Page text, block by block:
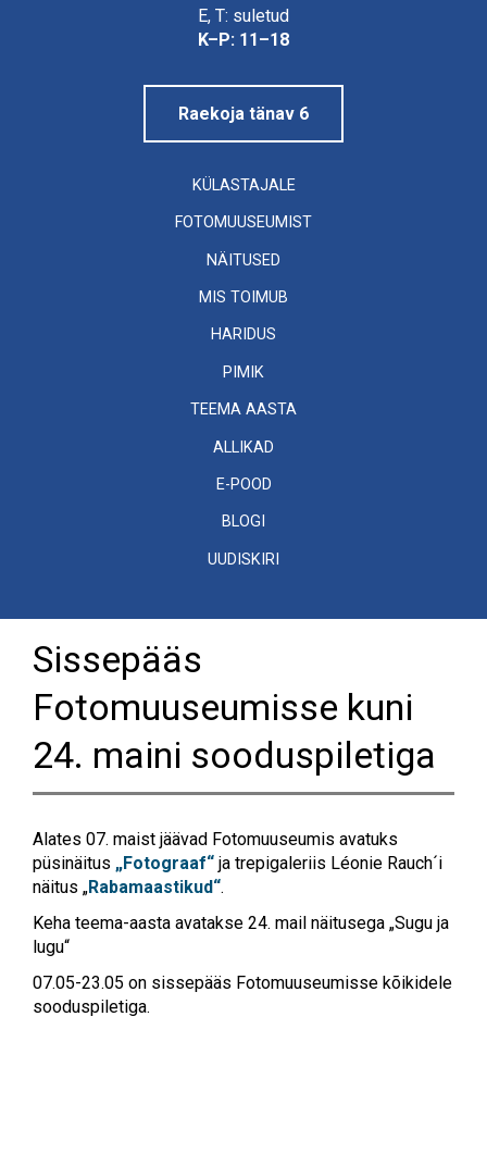
E, T: suletud
K–P: 11–18
Raekoja tänav 6
KÜLASTAJALE
FOTOMUUSEUMIST
NÄITUSED
MIS TOIMUB
HARIDUS
PIMIK
TEEMA AASTA
ALLIKAD
E-POOD
BLOGI
UUDISKIRI
Sissepääs
Fotomuuseumisse kuni
24. maini sooduspiletiga
Alates 07. maist jäävad Fotomuuseumis avatuks
püsinäitus „Fotograaf“ ja trepigaleriis Léonie Rauch´i
näitus „Rabamaastikud“.
Keha teema-aasta avatakse 24. mail näitusega „Sugu ja
lugu“
07.05-23.05 on sissepääs Fotomuuseumisse kõikidele
sooduspiletiga.